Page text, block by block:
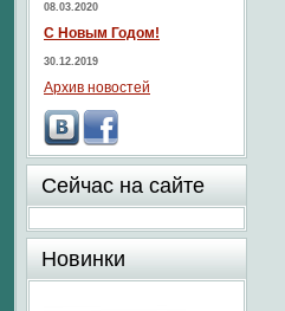
08.03.2020
С Новым Годом!
30.12.2019
Архив новостей
Сейчас на сайте
Новинки